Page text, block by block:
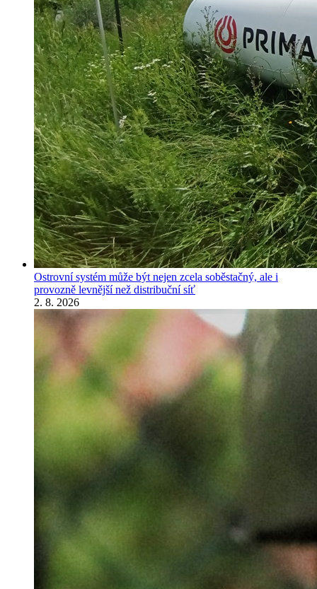
Ostrovní systém může být nejen zcela soběstačný, ale i
provozně levnější než distribuční síť
2. 8. 2026